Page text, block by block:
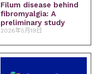
Filum disease behind
fibromyalgia: A
preliminary study
2026年5月19日